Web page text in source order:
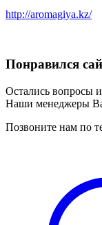
http://aromagiya.kz/
Понравился
Остались вопросы
Наши менеджеры
Позвоните нам по